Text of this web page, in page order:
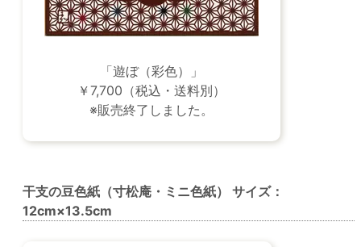
「遊ぼ（彩色）」
￥7,700（税込・送料別）
※販売終了しました。
干支の豆色紙（寸松庵・ミニ色紙） サイズ：
12cm×13.5cm